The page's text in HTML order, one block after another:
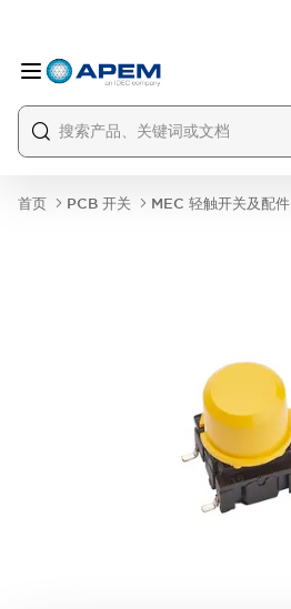
首页 PCB 开关 MEC 轻触开关及配件